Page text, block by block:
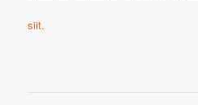
siit.